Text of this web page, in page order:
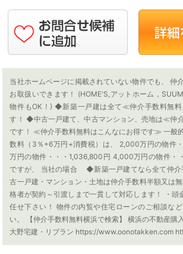
当社ホームページに掲載されていない物件でも、 仲
お取扱いできます！ (HOME'S,アットホーム，
物件もOK！) ◆新築一戸建は全て≪仲介手数料無
す！ ◆中古一戸建て、中古マンション、売地は≪仲
です！ ≪仲介手数料無料はこんなにお得です≫ 一般
数料（3％+6万円+消費税）は、 2,000万円の物件
万円の物件・・・1,036,800円 4,000万円の物
ですが、 当社の場合 ◆新築一戸建てなら全て仲介
古一戸建・マンション・土地は仲介手数料半額又は
格者が契約～引渡しまで一貫して対応します！ ・頭
任せ下さい！ 物件の内覧や住宅ローンのご相談な
い。 【仲介手数料無料横浜で検索】 横浜の不動産購
大野宅建・リブラン https://www.oonotakken.com